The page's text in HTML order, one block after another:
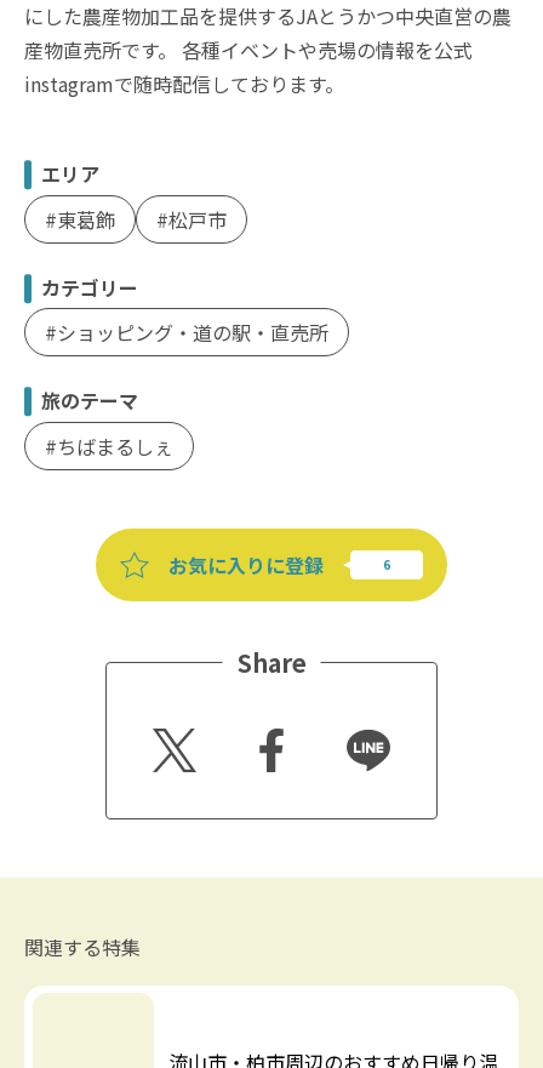
にした農産物加工品を提供するJAとうかつ中央直営の農
産物直売所です。 各種イベントや売場の情報を公式
instagramで随時配信しております。
エリア
東葛飾
松戸市
カテゴリー
ショッピング・道の駅・直売所
旅のテーマ
ちばまるしぇ
お気に入りに登録
Share
Twitt
er
Faceb
ook
Line
関連する特集
流山市・柏市周辺のおすすめ日帰り温